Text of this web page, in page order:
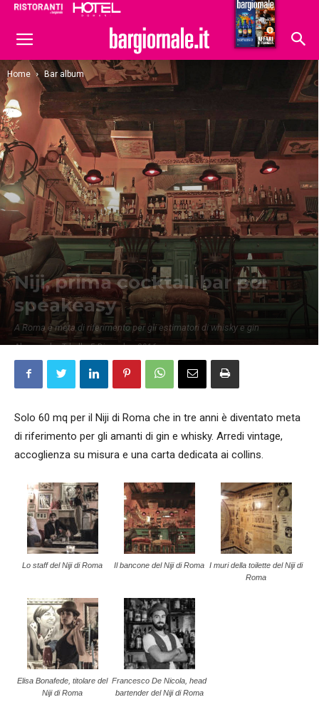
Hoteldomani
Home Bar album
Niji, prima cocktail bar poi
speakeasy
A Roma è meta di riferimento per gli estimatori di whisky e gin
Alessandra Tibollo 5 Dicembre 2016
Solo 60 mq per il Niji di Roma che in tre anni è diventato meta
di riferimento per gli amanti di gin e whisky. Arredi vintage,
accoglienza su misura e una carta dedicata ai collins.
Lo staff del Niji di Roma Il bancone del Niji di Roma
I muri della toilette del Niji di
Roma
Elisa Bonafede, titolare del
Niji di Roma
Francesco De Nicola, head
bartender del Niji di Roma